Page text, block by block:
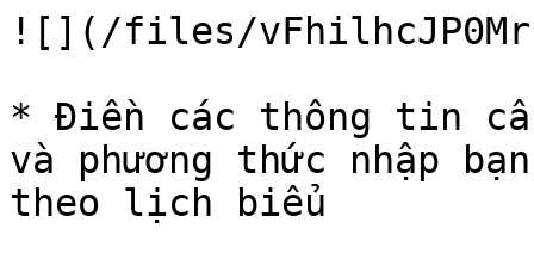
![](/files/
* Điền các thông tin
và phương thức nhập
theo lịch biểu